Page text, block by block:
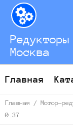
Перейти
содержимому
Москва
Главная
Главная / Мотор-
0.37